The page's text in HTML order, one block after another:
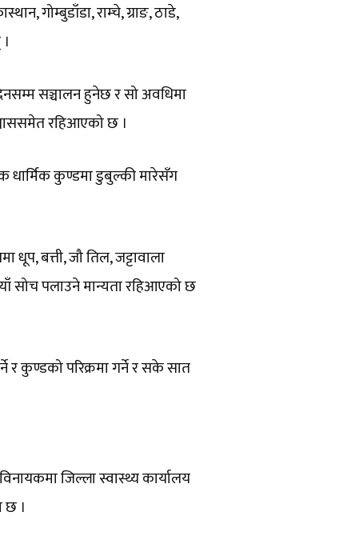
गोम्बुडाँडा, राम्चे, ग्राङ, ठाडे,
सञ्चालन हुनेछ र सो अवधिमा
रहिआएको छ ।
धार्मिक कुण्डमा डुबुल्की मारेसँग
धूप, बत्ती, जौ तिल, जट्टावाला
सोच पलाउने मान्यता रहिआएको छ
र कुण्डको परिक्रमा गर्ने र सके सात
जिल्ला स्वास्थ्य कार्यालय
छ ।